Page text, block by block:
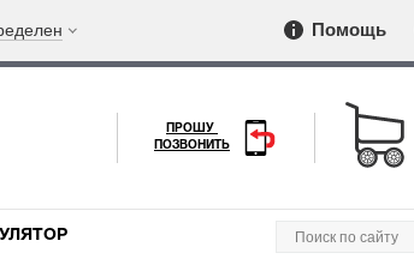
Помощь
ПРОШУ
ПОЗВОНИТЬ